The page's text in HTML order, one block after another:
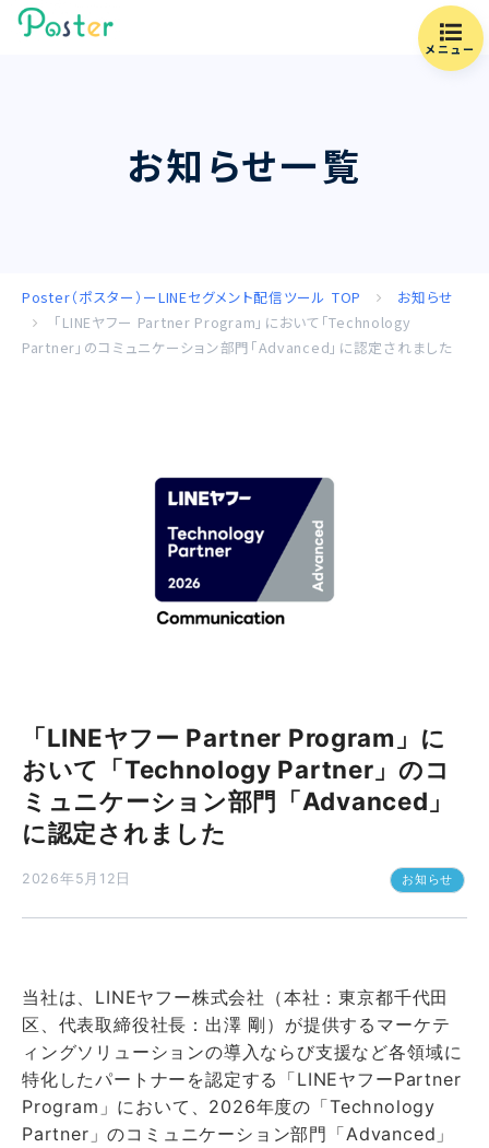
メニュー
お知らせ一覧
Poster（ポスター）ーLINEセグメント配信ツール TOP
お知らせ
「LINEヤフー Partner Program」において「Technology
Partner」のコミュニケーション部門「Advanced」に認定されました
「LINEヤフー Partner Program」に
おいて「Technology Partner」のコ
ミュニケーション部門「Advanced」
に認定されました
2026年5月12日 お知らせ
当社は、LINEヤフー株式会社（本社：東京都千代田
区、代表取締役社長：出澤 剛）が提供するマーケテ
ィングソリューションの導入ならび支援など各領域に
特化したパートナーを認定する「LINEヤフーPartner
Program」において、2026年度の「Technology
Partner」のコミュニケーション部門「Advanced」